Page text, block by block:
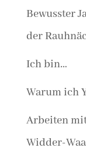
Bewusster
der
Ich bin…
Warum ich
Arbeiten
Widder-